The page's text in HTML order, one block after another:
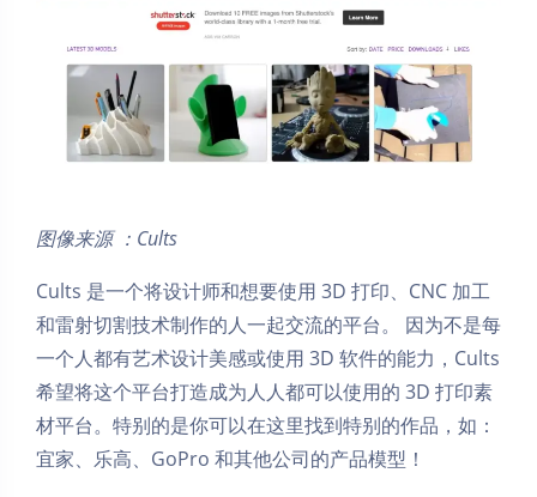
图像来源 ：Cults
Cults 是一个将设计师和想要使用 3D 打印、CNC 加工
和雷射切割技术制作的人一起交流的平台。 因为不是每
一个人都有艺术设计美感或使用 3D 软件的能力，Cults
希望将这个平台打造成为人人都可以使用的 3D 打印素
材平台。特别的是你可以在这里找到特别的作品，如：
宜家、乐高、GoPro 和其他公司的产品模型！